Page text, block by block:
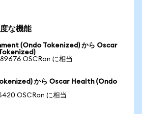
な機能
(Ondo Tokenized) から Oscar
OSCRon に相当
から Oscar Health (Ondo
OSCRon に相当